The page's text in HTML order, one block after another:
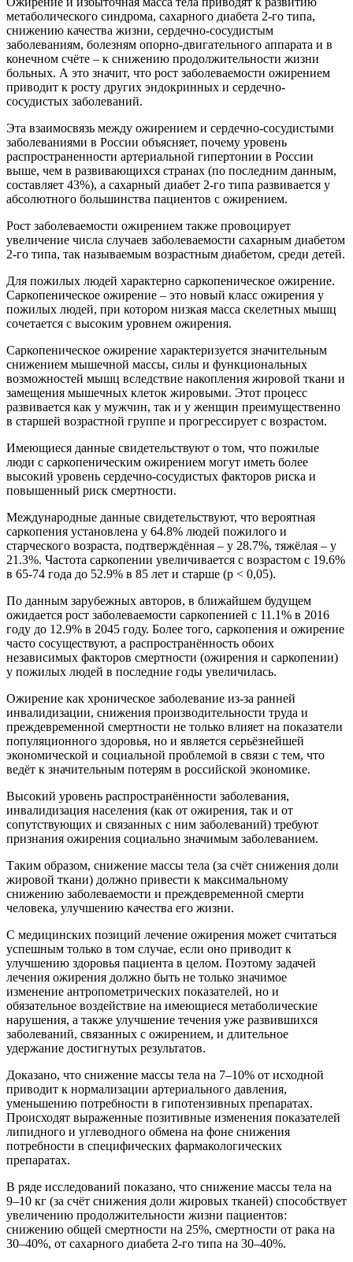
метаболического синдрома, сахарного диабета 2-го типа,
снижению качества жизни, сердечно-сосудистым
заболеваниям, болезням опорно-двигательного аппарата и в
конечном счёте – к снижению продолжительности жизни
больных. А это значит, что рост заболеваемости ожирением
приводит к росту других эндокринных и сердечно-
сосудистых заболеваний.
Эта взаимосвязь между ожирением и сердечно-сосудистыми
заболеваниями в России объясняет, почему уровень
распространенности артериальной гипертонии в России
выше, чем в развивающихся странах (по последним данным,
составляет 43%), а сахарный диабет 2-го типа развивается у
абсолютного большинства пациентов с ожирением.
Рост заболеваемости ожирением также провоцирует
увеличение числа случаев заболеваемости сахарным диабетом
2-го типа, так называемым возрастным диабетом, среди детей.
Для пожилых людей характерно саркопеническое ожирение.
Саркопеническое ожирение – это новый класс ожирения у
пожилых людей, при котором низкая масса скелетных мышц
сочетается с высоким уровнем ожирения.
Саркопеническое ожирение характеризуется значительным
снижением мышечной массы, силы и функциональных
возможностей мышц вследствие накопления жировой ткани и
замещения мышечных клеток жировыми. Этот процесс
развивается как у мужчин, так и у женщин преимущественно
в старшей возрастной группе и прогрессирует с возрастом.
Имеющиеся данные свидетельствуют о том, что пожилые
люди с саркопеническим ожирением могут иметь более
высокий уровень сердечно-сосудистых факторов риска и
повышенный риск смертности.
Международные данные свидетельствуют, что вероятная
саркопения установлена у 64.8% людей пожилого и
старческого возраста, подтверждённая – у 28.7%, тяжёлая – у
21.3%. Частота саркопении увеличивается с возрастом с 19.6%
в 65-74 года до 52.9% в 85 лет и старше (р < 0,05).
По данным зарубежных авторов, в ближайшем будущем
ожидается рост заболеваемости саркопенией с 11.1% в 2016
году до 12.9% в 2045 году. Более того, саркопения и ожирение
часто сосуществуют, а распространённость обоих
независимых факторов смертности (ожирения и саркопении)
у пожилых людей в последние годы увеличилась.
Ожирение как хроническое заболевание из-за ранней
инвалидизации, снижения производительности труда и
преждевременной смертности не только влияет на показатели
популяционного здоровья, но и является серьёзнейшей
экономической и социальной проблемой в связи с тем, что
ведёт к значительным потерям в российской экономике.
Высокий уровень распространённости заболевания,
инвалидизация населения (как от ожирения, так и от
сопутствующих и связанных с ним заболеваний) требуют
признания ожирения социально значимым заболеванием.
Таким образом, снижение массы тела (за счёт снижения доли
жировой ткани) должно привести к максимальному
снижению заболеваемости и преждевременной смерти
человека, улучшению качества его жизни.
С медицинских позиций лечение ожирения может считаться
успешным только в том случае, если оно приводит к
улучшению здоровья пациента в целом. Поэтому задачей
лечения ожирения должно быть не только значимое
изменение антропометрических показателей, но и
обязательное воздействие на имеющиеся метаболические
нарушения, а также улучшение течения уже развившихся
заболеваний, связанных с ожирением, и длительное
удержание достигнутых результатов.
Доказано, что снижение массы тела на 7–10% от исходной
приводит к нормализации артериального давления,
уменьшению потребности в гипотензивных препаратах.
Происходят выраженные позитивные изменения показателей
липидного и углеводного обмена на фоне снижения
потребности в специфических фармакологических
препаратах.
В ряде исследований показано, что снижение массы тела на
9–10 кг (за счёт снижения доли жировых тканей) способствует
увеличению продолжительности жизни пациентов:
снижению общей смертности на 25%, смертности от рака на
30–40%, от сахарного диабета 2-го типа на 30–40%.